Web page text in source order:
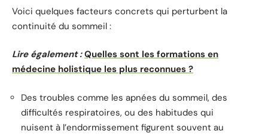
Voici quelques facteurs concrets qui perturbent la
continuité du sommeil :
Lire également : Quelles sont les formations en
médecine holistique les plus reconnues ?
Des troubles comme les apnées du sommeil, des
difficultés respiratoires, ou des habitudes qui
nuisent à l’endormissement figurent souvent au